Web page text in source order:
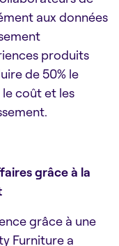
aux données
produits
de 50% le
coût et les
grâce à la
grâce à une
Furniture a